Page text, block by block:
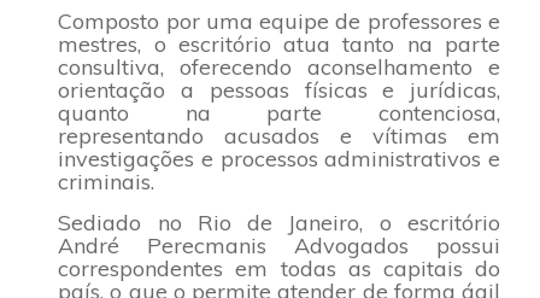
Composto por uma equipe de professores e
mestres, o escritório atua tanto na parte
consultiva, oferecendo aconselhamento e
orientação a pessoas físicas e jurídicas,
quanto na parte contenciosa,
representando acusados e vítimas em
investigações e processos administrativos e
criminais.
Sediado no Rio de Janeiro, o escritório
André Perecmanis Advogados possui
correspondentes em todas as capitais do
país, o que o permite atender de forma ágil